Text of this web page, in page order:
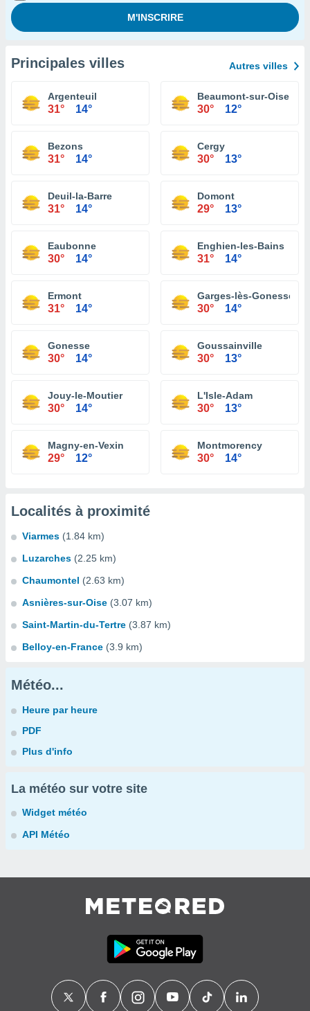
Principales villes Autres villes
Argenteuil
31° 14°
Beaumont-sur-Oise
30° 12°
Bezons
31° 14°
Cergy
30° 13°
Deuil-la-Barre
31° 14°
Domont
29° 13°
Eaubonne
30° 14°
Enghien-les-Bains
31° 14°
Ermont
31° 14°
Garges-lès-Gonesse
30° 14°
Gonesse
30° 14°
Goussainville
30° 13°
Jouy-le-Moutier
30° 14°
L'Isle-Adam
30° 13°
Magny-en-Vexin
29° 12°
Montmorency
30° 14°
Localités à proximité
Viarmes (1.84 km)
Luzarches (2.25 km)
Chaumontel (2.63 km)
Asnières-sur-Oise (3.07 km)
Saint-Martin-du-Tertre (3.87 km)
Belloy-en-France (3.9 km)
Météo...
Heure par heure
PDF
Plus d'info
La météo sur votre site
Widget météo
API Météo